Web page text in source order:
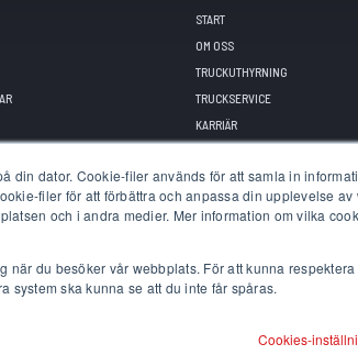
din dator. Cookie-filer används för att samla in
filer för att förbättra och anpassa din upplevelse
och i andra medier. Mer information om vilka
när du besöker vår webbplats. För att kunna
system ska kunna se att du inte får spåras.
Cookies-
START
OM OSS
TRUCKUTHYRNING
TRUCKSERVICE
KARRIÄR
WTS ACADEMY • UTBILDNINGAR
FINANSERINNG